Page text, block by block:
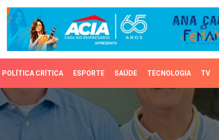
POLÍTICA CRÍTICA ESPORTE SAÚDE TECNOLOGIA TV
Bárbara